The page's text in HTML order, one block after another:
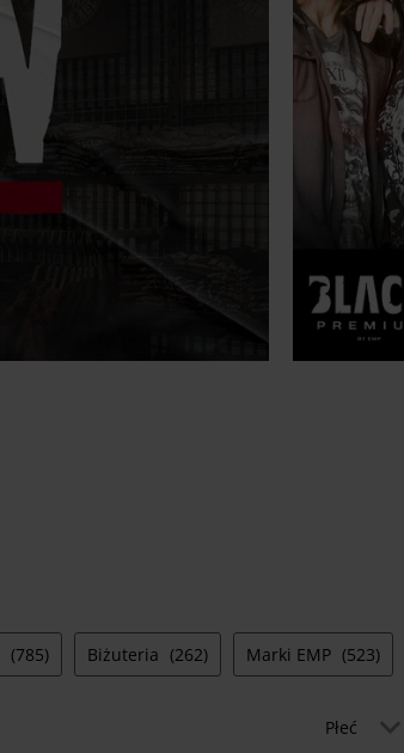
(785) Biżuteria (262) Marki EMP (523)
Płeć